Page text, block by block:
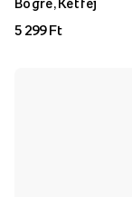
Bögre, Két fej
5 299 Ft